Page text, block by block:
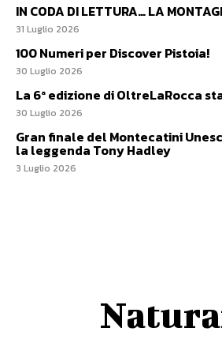
IN CODA DI LETTURA… LA
31 Luglio 2026
100 Numeri per Discover Pistoia!
30 Luglio 2026
La 6ª edizione di OltreLaRocca
30 Luglio 2026
Gran finale del Montecatini
la leggenda Tony Hadley
3 Luglio 2026